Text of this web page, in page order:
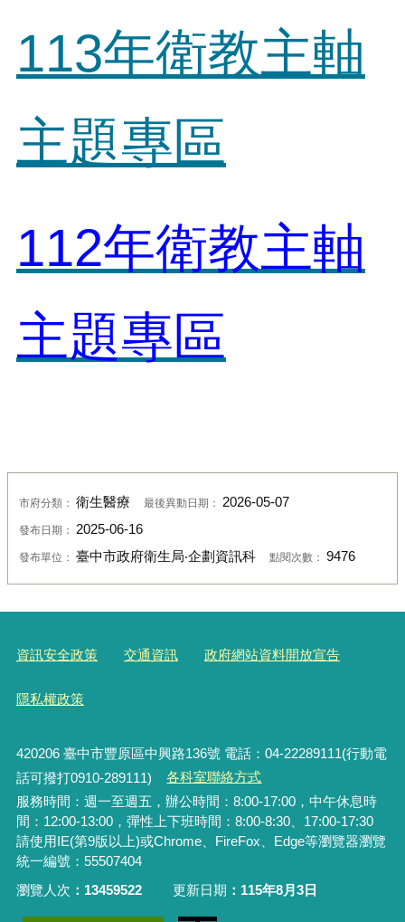
113年衛教主軸
主題專區
112年衛教主軸
主題專區
市府分類： 衛生醫療 最後異動日期： 2026-05-07
發布日期： 2025-06-16
發布單位： 臺中市政府衛生局‧企劃資訊科 點閱次數： 9476
資訊安全政策 交通資訊 政府網站資料開放宣告
隱私權政策
420206臺中市豐原區中興路136號 電話：04-22289111(行動電
話可撥打0910-289111)
各科室聯絡方式
服務時間：週一至週五，辦公時間：8:00-17:00，中午休息時
間：12:00-13:00，彈性上下班時間：8:00-8:30、17:00-17:30
請使用IE(第9版以上)或Chrome、FireFox、Edge等瀏覽器瀏覽
統一編號：55507404
瀏覽人次
13459522 更新日期 115年8月3日